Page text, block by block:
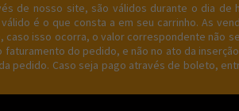
de nosso site, são válidos durante o dia
é o que consta a em seu carrinho. As
isso ocorra, o valor correspondente não
do pedido, e não no ato da
pedido. Caso seja pago através de boleto,